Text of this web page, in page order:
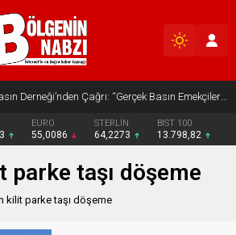
Batman Basın Derneği’nden Çağrı: “Gerçek Basın Emekçileri Desteklenmeli”
EURO
55,0086
STERLİN
64,2273
BIST 100
13.798,82
parke taşı döşeme
kilit parke taşı döşeme